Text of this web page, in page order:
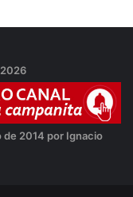
de 2014 por Ignacio